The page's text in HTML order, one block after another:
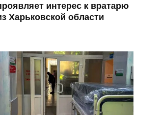
интерес к вратарю
Харьковской области